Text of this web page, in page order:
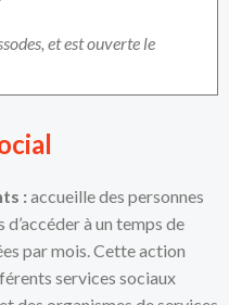
et est ouverte le
:accueille des personnes
à un temps de
par mois. Cette action
services sociaux